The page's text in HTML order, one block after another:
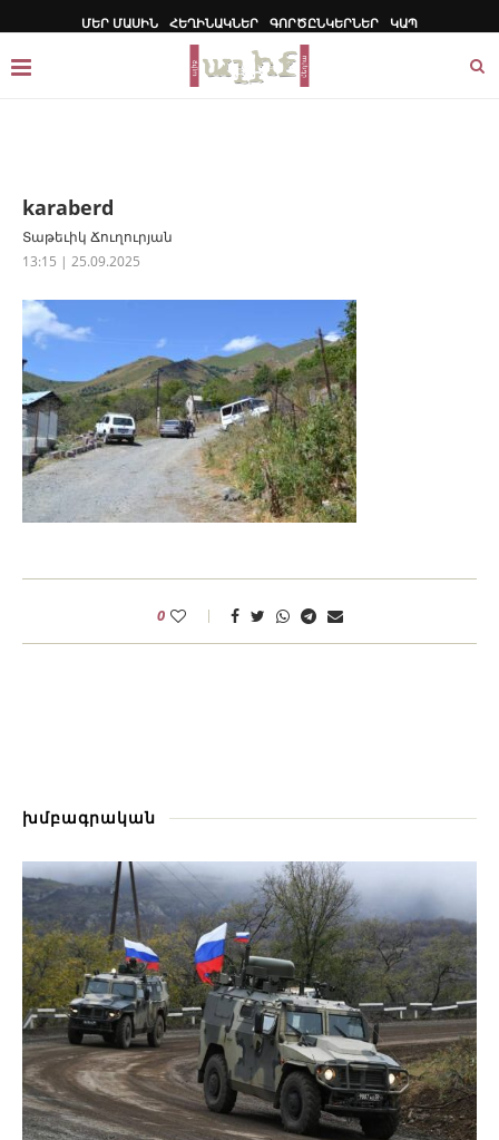
ՄԵՐ ՄԱՍԻՆ ՀԵՂԻՆԱԿՆԵՐ ԳՈՐԾԸՆԿԵՐՆԵՐ ԿԱՊ
karaberd
Տաթեւիկ Ճուղուրյան
13:15 | 25.09.2025
0
խմբագրական